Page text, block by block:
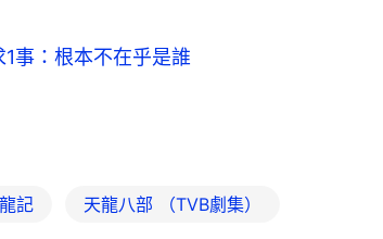
事：根本不在乎是誰
記 天龍八部 （TVB劇集）